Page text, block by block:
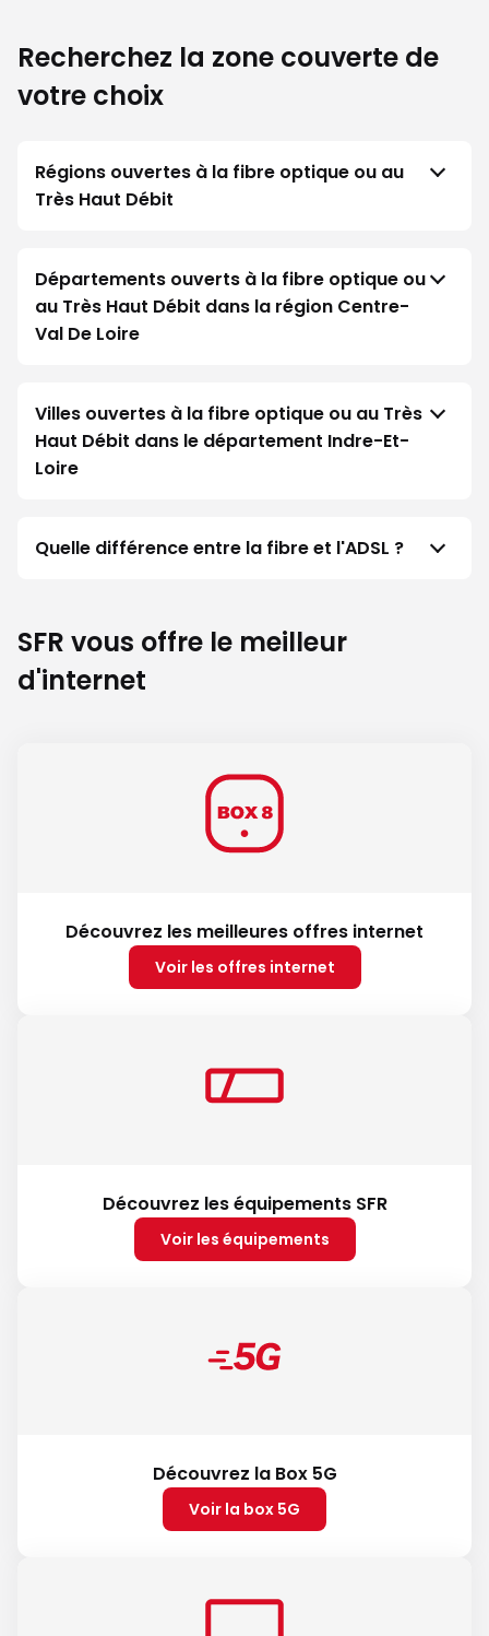
Recherchez la zone couverte de
votre choix
Régions ouvertes à la fibre optique ou au
Très Haut Débit
Départements ouverts à la fibre optique ou
au Très Haut Débit dans la région Centre-
Val De Loire
Villes ouvertes à la fibre optique ou au Très
Haut Débit dans le département Indre-Et-
Loire
Quelle différence entre la fibre et l'ADSL ?
SFR vous offre le meilleur
d'internet
Découvrez les meilleures offres internet
Voir les offres internet
Découvrez les équipements SFR
Voir les équipements
Découvrez la Box 5G
Voir la box 5G